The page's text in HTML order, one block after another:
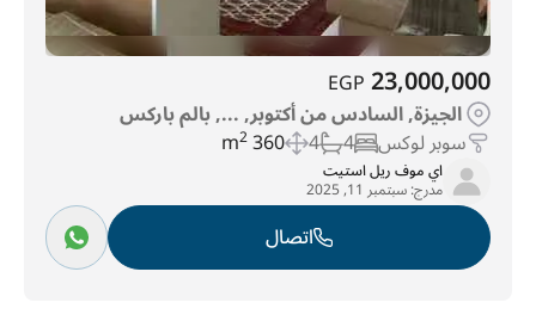
23,000,000
EGP
الجيزة, السادس من أكتوبر, ..., بالم باركس
سوبر لوكس 4
4
360 m
2
اي موف ريل استيت
مدرج:سبتمبر 11, 2025
اتصال